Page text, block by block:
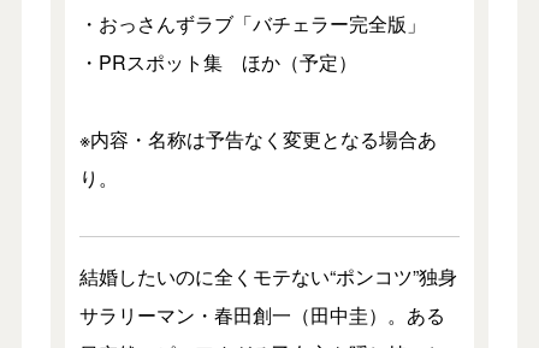
・おっさんずラブ「バチェラー完全版」
・PRスポット集 ほか（予定）
※内容・名称は予告なく変更となる場合あ
り。
結婚したいのに全くモテない“ポンコツ”独身
サラリーマン・春田創一（田中圭）。ある